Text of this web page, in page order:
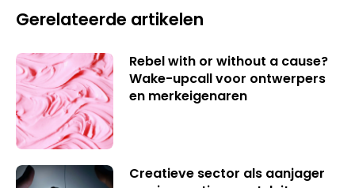
Gerelateerde artikelen
Rebel with or without a cause?
Wake-upcall voor ontwerpers
en merkeigenaren
Creatieve sector als aanjager